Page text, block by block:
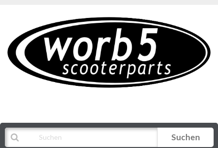
Suchen